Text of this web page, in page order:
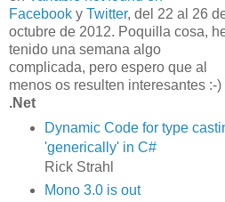
Facebook y Twitter, del 22 al 26
octubre de 2012. Poquilla cosa,
tenido una semana algo
complicada, pero espero que al
menos os resulten interesantes :-)
.Net
Dynamic Code for type
'generically' in C#
Rick Strahl
Mono 3.0 is out